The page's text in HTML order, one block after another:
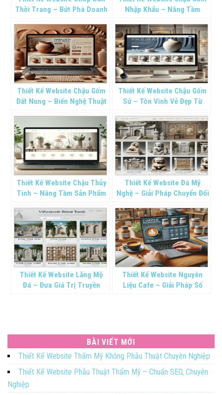
Thời Trang – Bứt Phá Doanh
Nghiệp
Nhập Khẩu – Nâng Tầm
Nghệ
Thiết Kế Website Chậu Gốm
Đất Nung – Biến Nghệ Thuật
Thiết Kế Website Chậu Gốm
Sứ – Tôn Vinh Vẻ Đẹp Từ
Nguyên Số
Thiết Kế Website Chậu Thủy
Tinh – Nâng Tầm Sản Phẩm
Thiết Kế Website Đá Mỹ
Nghệ – Giải Pháp Chuyển Đổi
Thống
Thiết Kế Website Lăng Mộ
Đá – Đưa Giá Trị Truyền
Thiết Kế Website Nguyên
Liệu Cafe – Giải Pháp Số
BÀI VIẾT MỚI
Thiết Kế Website Thẩm Mỹ Không Phẫu Thuật Chuyên Nghiệp
Thiết Kế Website Phẫu Thuật Thẩm Mỹ – Chuẩn SEO, Chuyên
Nghiệp